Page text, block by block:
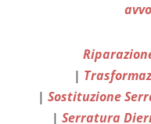
|
|Sostituzione
| Serratura